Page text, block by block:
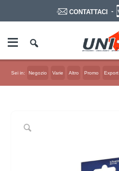
CONTATTACI -
Sei in: Negozio Varie Altro Promo Export